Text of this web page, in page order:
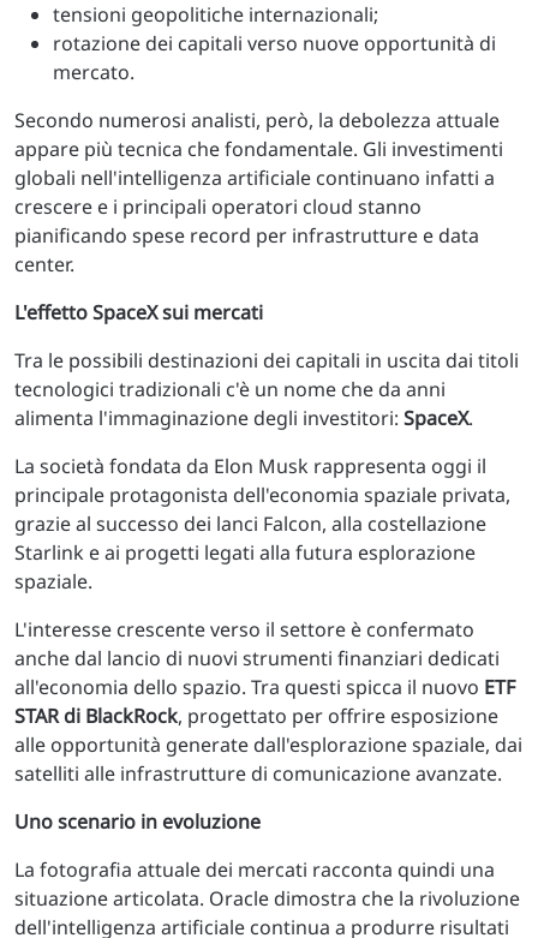
tensioni geopolitiche internazionali;
rotazione dei capitali verso nuove opportunità di
mercato.
Secondo numerosi analisti, però, la debolezza attuale
appare più tecnica che fondamentale. Gli investimenti
globali nell'intelligenza artificiale continuano infatti a
crescere e i principali operatori cloud stanno
pianificando spese record per infrastrutture e data
center.
L'effetto SpaceX sui mercati
Tra le possibili destinazioni dei capitali in uscita dai titoli
tecnologici tradizionali c'è un nome che da anni
alimenta l'immaginazione degli investitori: SpaceX.
La società fondata da Elon Musk rappresenta oggi il
principale protagonista dell'economia spaziale privata,
grazie al successo dei lanci Falcon, alla costellazione
Starlink e ai progetti legati alla futura esplorazione
spaziale.
L'interesse crescente verso il settore è confermato
anche dal lancio di nuovi strumenti finanziari dedicati
all'economia dello spazio. Tra questi spicca il nuovo ETF
STAR di BlackRock, progettato per offrire esposizione
alle opportunità generate dall'esplorazione spaziale, dai
satelliti alle infrastrutture di comunicazione avanzate.
Uno scenario in evoluzione
La fotografia attuale dei mercati racconta quindi una
situazione articolata. Oracle dimostra che la rivoluzione
dell'intelligenza artificiale continua a produrre risultati